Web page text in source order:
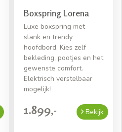
Boxspring Lorena
Luxe boxspring met
slank en trendy
hoofdbord. Kies zelf
bekleding, pootjes en het
gewenste comfort.
Elektrisch verstelbaar
mogelijk!
1.899,- Bekijk